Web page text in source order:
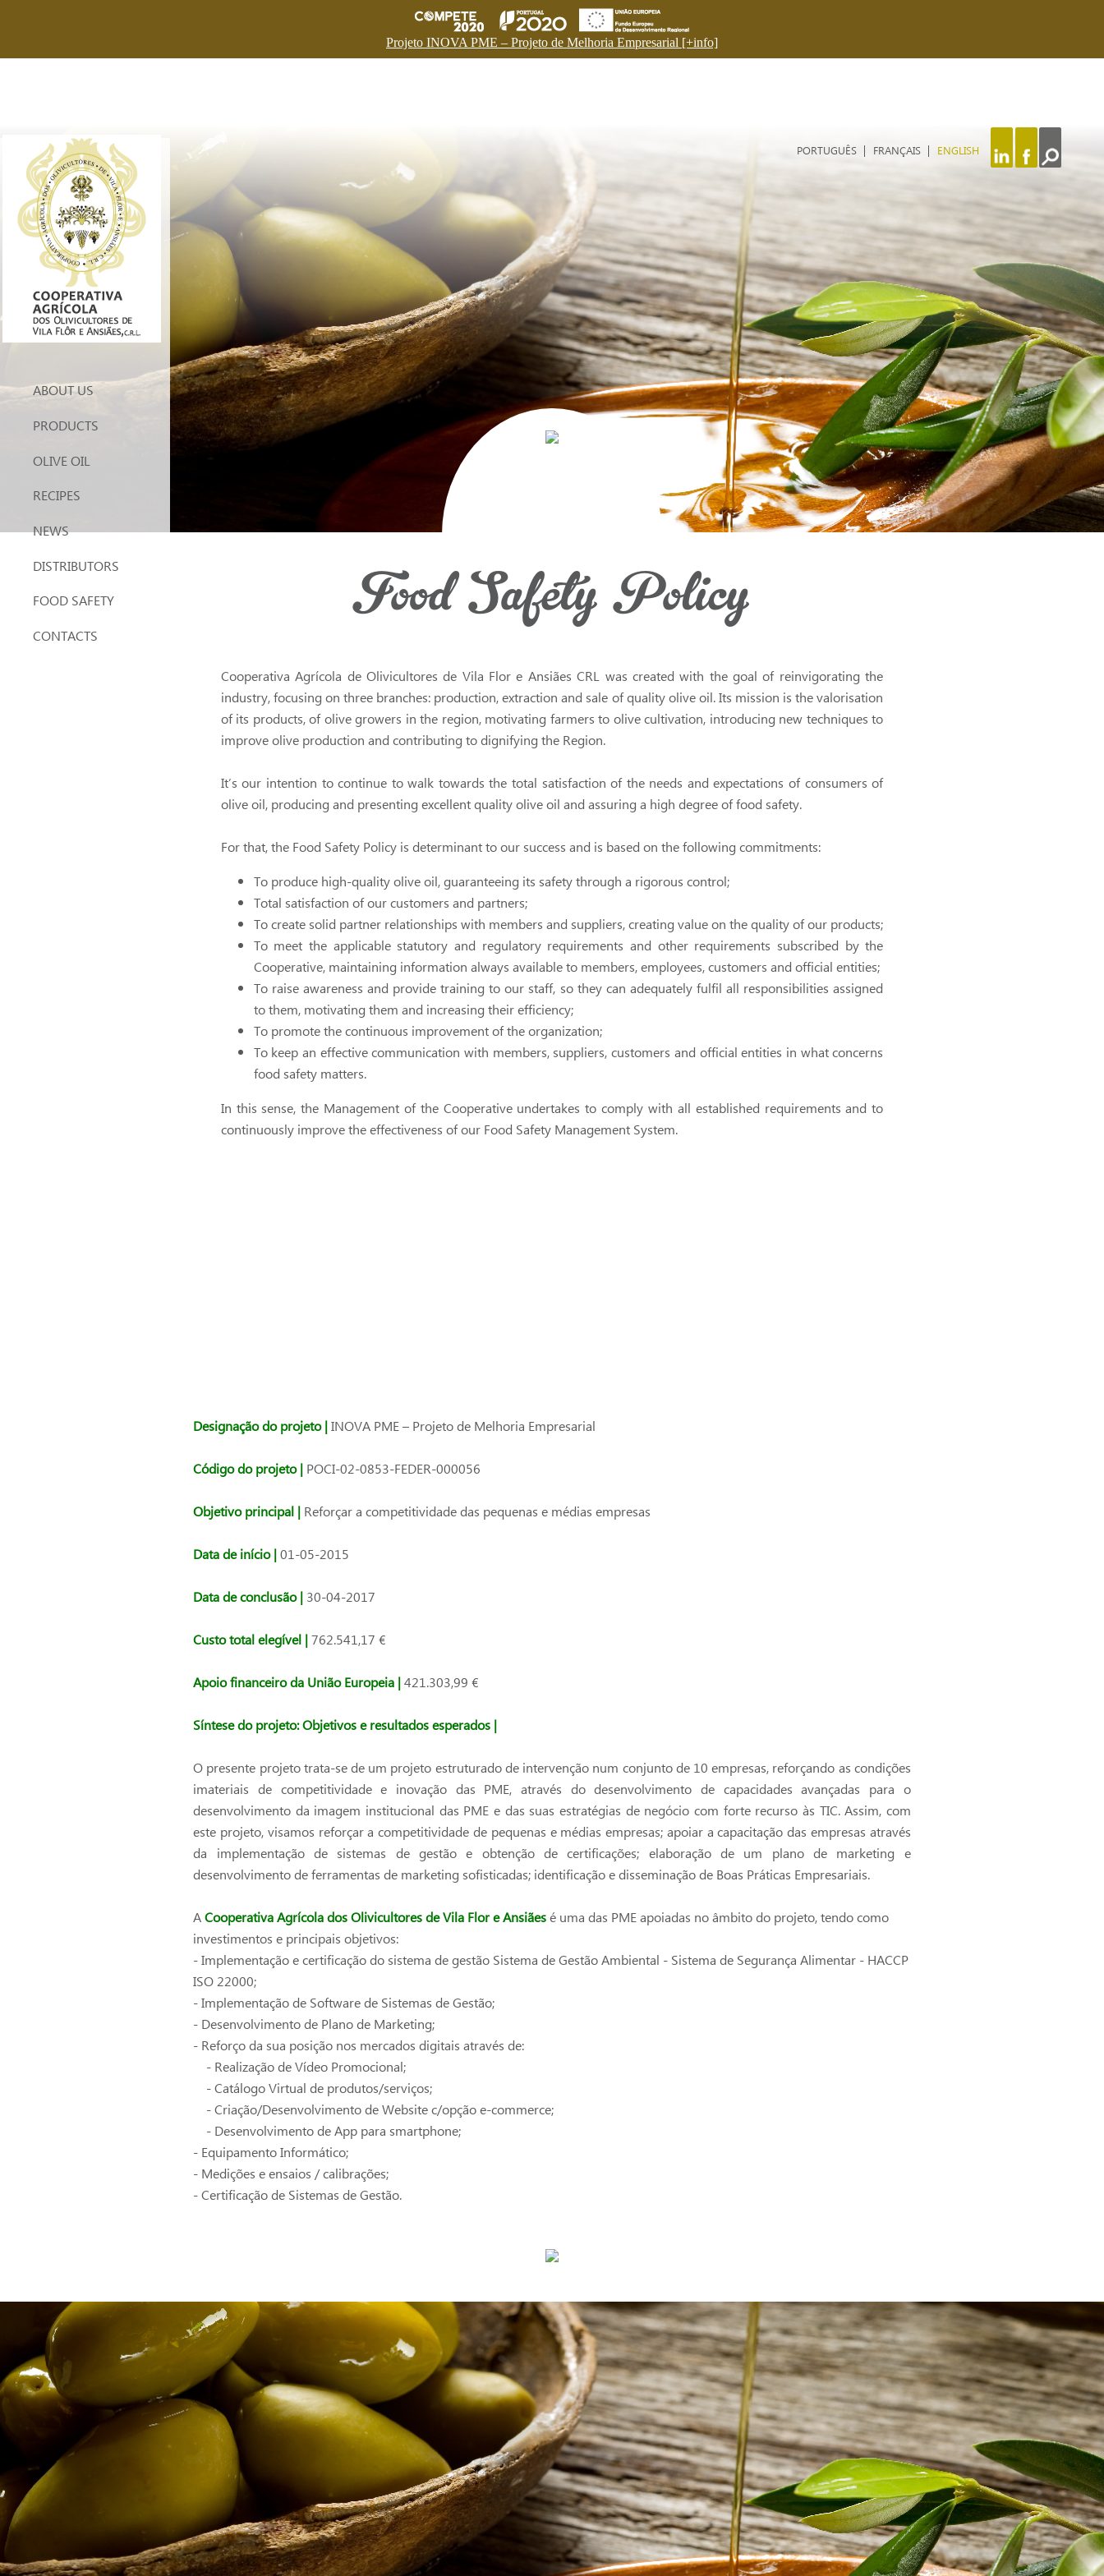
Projeto INOVA PME – Projeto de Melhoria Empresarial [+info]
PORTUGUÊS FRANÇAIS ENGLISH
ABOUT US
PRODUCTS
OLIVE OIL
RECIPES
NEWS
DISTRIBUTORS
FOOD SAFETY
CONTACTS
Food Safety Policy
Cooperativa Agrícola de Olivicultores de Vila Flor e Ansiães CRL was created with the goal of reinvigorating the
industry, focusing on three branches: production, extraction and sale of quality olive oil. Its mission is the valorisation
of its products, of olive growers in the region, motivating farmers to olive cultivation, introducing new techniques to
improve olive production and contributing to dignifying the Region.
It’s our intention to continue to walk towards the total satisfaction of the needs and expectations of consumers of
olive oil, producing and presenting excellent quality olive oil and assuring a high degree of food safety.
For that, the Food Safety Policy is determinant to our success and is based on the following commitments:
To produce high-quality olive oil, guaranteeing its safety through a rigorous control;
Total satisfaction of our customers and partners;
To create solid partner relationships with members and suppliers, creating value on the quality of our products;
To meet the applicable statutory and regulatory requirements and other requirements subscribed by the
Cooperative, maintaining information always available to members, employees, customers and official entities;
To raise awareness and provide training to our staff, so they can adequately fulfil all responsibilities assigned
to them, motivating them and increasing their efficiency;
To promote the continuous improvement of the organization;
To keep an effective communication with members, suppliers, customers and official entities in what concerns
food safety matters.
In this sense, the Management of the Cooperative undertakes to comply with all established requirements and to
continuously improve the effectiveness of our Food Safety Management System.
Designação do projeto |INOVA PME – Projeto de Melhoria Empresarial
Código do projeto |POCI-02-0853-FEDER-000056
Objetivo principal |Reforçar a competitividade das pequenas e médias empresas
Data de início |01-05-2015
Data de conclusão |30-04-2017
Custo total elegível |762.541,17 €
Apoio financeiro da União Europeia |421.303,99 €
Síntese do projeto: Objetivos e resultados esperados |
O presente projeto trata-se de um projeto estruturado de intervenção num conjunto de 10 empresas, reforçando as condições
imateriais de competitividade e inovação das PME, através do desenvolvimento de capacidades avançadas para o
desenvolvimento da imagem institucional das PME e das suas estratégias de negócio com forte recurso às TIC. Assim, com
este projeto, visamos reforçar a competitividade de pequenas e médias empresas; apoiar a capacitação das empresas através
da implementação de sistemas de gestão e obtenção de certificações; elaboração de um plano de marketing e
desenvolvimento de ferramentas de marketing sofisticadas; identificação e disseminação de Boas Práticas Empresariais.
ACooperativa Agrícola dos Olivicultores de Vila Flor e Ansiãesé uma das PME apoiadas no âmbito do projeto, tendo como
investimentos e principais objetivos:
- Implementação e certificação do sistema de gestão Sistema de Gestão Ambiental - Sistema de Segurança Alimentar - HACCP
ISO 22000;
- Implementação de Software de Sistemas de Gestão;
- Desenvolvimento de Plano de Marketing;
- Reforço da sua posição nos mercados digitais através de:
- Realização de Vídeo Promocional;
- Catálogo Virtual de produtos/serviços;
- Criação/Desenvolvimento de Website c/opção e-commerce;
- Desenvolvimento de App para smartphone;
- Equipamento Informático;
- Medições e ensaios / calibrações;
- Certificação de Sistemas de Gestão.